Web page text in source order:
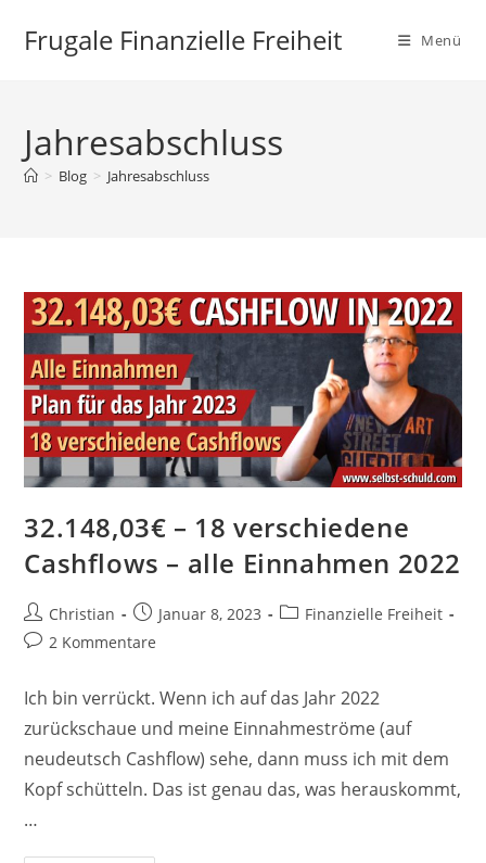
InhaltFrugale Finanzielle Freiheit Menü
Jahresabschluss
> Blog > Jahresabschluss
32.148,03€ – 18 verschiedene
Cashflows – alle Einnahmen 2022
Beitrags-
Autor:
Christian
Beitrag
veröffentlicht:
Januar 8, 2023
Beitrags-
Finanzielle Freiheit
Beitrags-
2 Kommentare
Ich bin verrückt. Wenn ich auf das Jahr 2022
zurückschaue und meine Einnahmeströme (auf
neudeutsch Cashflow) sehe, dann muss ich mit dem
Kopf schütteln. Das ist genau das, was herauskommt,
…